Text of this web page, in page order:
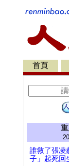
首頁
誰救了張凌
子」起死回